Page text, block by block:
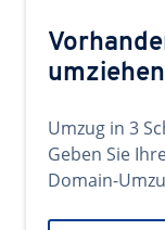
umziehen
Umzug in 3
Geben Sie
Domain-